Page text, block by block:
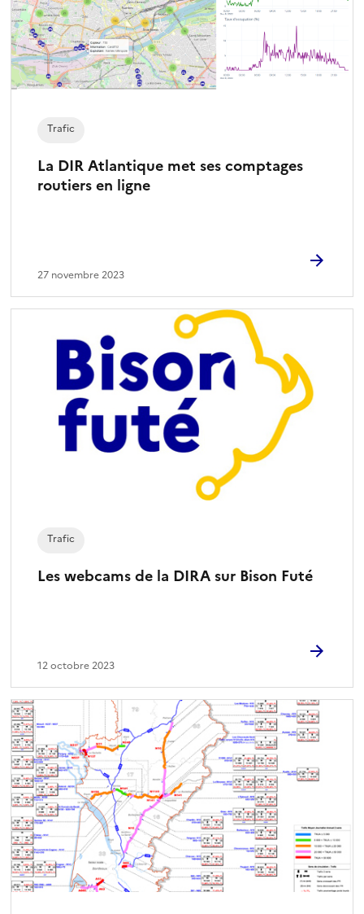
La DIR Atlantique met ses comptages
routiers en ligne
Trafic
27 novembre 2023
Les webcams de la DIRA sur Bison Futé
Trafic
12 octobre 2023